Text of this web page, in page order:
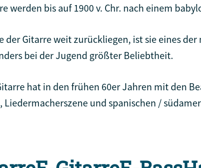
werden bis auf 1900 v. Chr. nach einem
der Gitarre weit zurückliegen, ist sie eines
bei der Jugend größter Beliebtheit.
hat in den frühen 60er Jahren mit den
Liedermacherszene und spanischen /